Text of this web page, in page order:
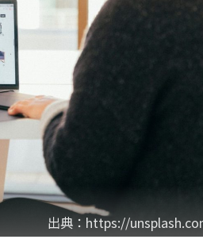
出典：https://